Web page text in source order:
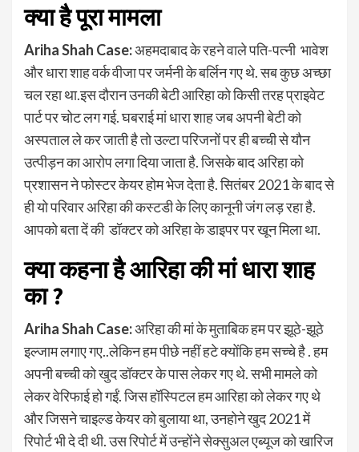
क्या है पूरा मामला
Ariha Shah Case:अहमदाबाद के रहने वाले पति-पत्नी भावेश
और धारा शाह वर्क वीजा पर जर्मनी के बर्लिन गए थे. सब कुछ अच्छा
चल रहा था.इस दौरान उनकी बेटी आरिहा को किसी तरह प्राइवेट
पार्ट पर चोट लग गई. घबराई मां धारा शाह जब अपनी बेटी को
अस्पताल ले कर जाती है तो उल्टा परिजनों पर ही बच्ची से यौन
उत्पीड़न का आरोप लगा दिया जाता है. जिसके बाद अरिहा को
प्रशासन ने फोस्टर केयर होम भेज देता है. सितंबर 2021 के बाद से
ही यो परिवार अरिहा की कस्टडी के लिए कानूनी जंग लड़ रहा है.
आपको बता दें की डॉक्टर को अरिहा के डाइपर पर खून मिला था.
क्या कहना है आरिहा की मां धारा शाह
का ?
Ariha Shah Case:अरिहा की मां के मुताबिक हम पर झूठे-झूठे
इल्जाम लगाए गए..लेकिन हम पीछे नहीं हटे क्योंकि हम सच्चे है . हम
अपनी बच्ची को खुद डॉक्टर के पास लेकर गए थे. सभी मामले को
लेकर वेरिफाई हो गईं. जिस हॉस्पिटल हम आरिहा को लेकर गए थे
और जिसने चाइल्ड केयर को बुलाया था, उनहोने खुद 2021 में
रिपोर्ट भी दे दी थी. उस रिपोर्ट में उन्होंने सेक्सुअल एब्यूज को खारिज